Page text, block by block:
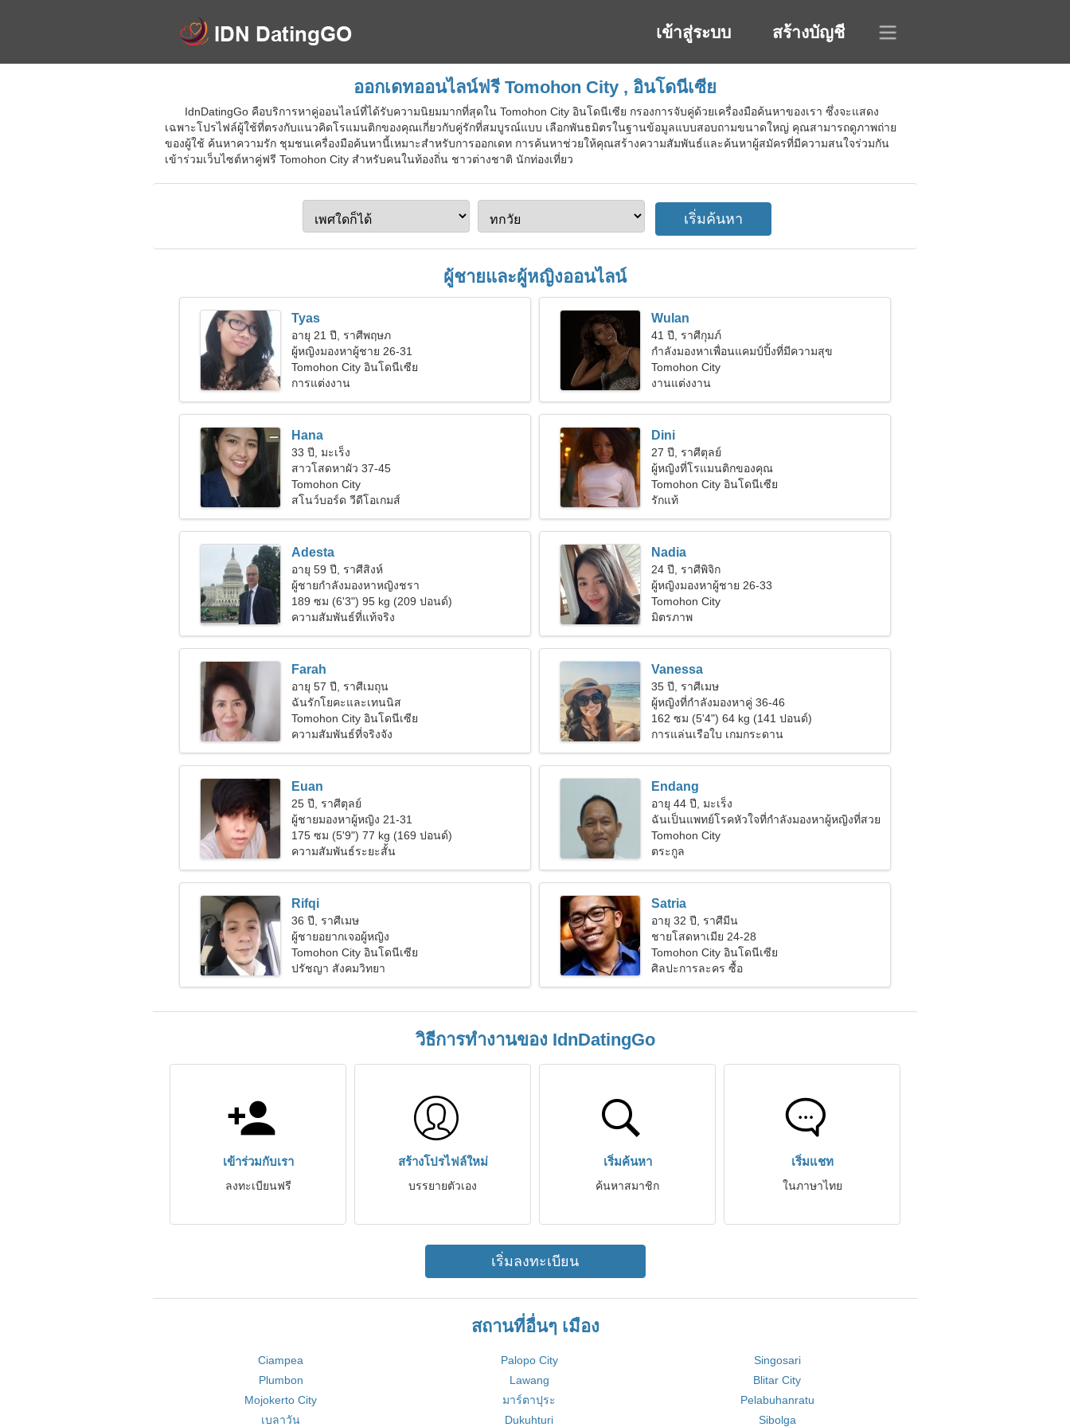
เข้าสู่ระบบ สร้างบัญชี
ออกเดทออนไลน์ฟรี Tomohon City , อินโดนีเซีย
IdnDatingGo คือบริการหาคู่ออนไลน์ที่ได้รับความนิยมมากที่สุดใน Tomohon City อินโดนีเซีย กรองการจับคู่ด้วยเครื่องมือค้นหาของเรา ซึ่งจะแสดง
เฉพาะโปรไฟล์ผู้ใช้ที่ตรงกับแนวคิดโรแมนติกของคุณเกี่ยวกับคู่รักที่สมบูรณ์แบบ เลือกพันธมิตรในฐานข้อมูลแบบสอบถามขนาดใหญ่ คุณสามารถดูภาพถ่าย
ของผู้ใช้ ค้นหาความรัก ชุมชนเครื่องมือค้นหานี้เหมาะสำหรับการออกเดท การค้นหาช่วยให้คุณสร้างความสัมพันธ์และค้นหาผู้สมัครที่มีความสนใจร่วมกัน
เข้าร่วมเว็บไซต์หาคู่ฟรี Tomohon City สำหรับคนในท้องถิ่น ชาวต่างชาติ นักท่องเที่ยว
ผู้ชายและผู้หญิงออนไลน์
Tyas
อายุ 21 ปี, ราศีพฤษภ
ผู้หญิงมองหาผู้ชาย 26-31
Tomohon City อินโดนีเซีย
การแต่งงาน
Wulan
41 ปี, ราศีกุมภ์
กำลังมองหาเพื่อนแคมป์ปิ้งที่มีความสุข
Tomohon City
งานแต่งงาน
Hana
33 ปี, มะเร็ง
สาวโสดหาผัว 37-45
Tomohon City
สโนว์บอร์ด วีดีโอเกมส์
Dini
27 ปี, ราศีตุลย์
ผู้หญิงที่โรแมนติกของคุณ
Tomohon City อินโดนีเซีย
รักแท้
Adesta
อายุ 59 ปี, ราศีสิงห์
ผู้ชายกำลังมองหาหญิงชรา
189 ซม (6'3") 95 kg (209 ปอนด์)
ความสัมพันธ์ที่แท้จริง
Nadia
24 ปี, ราศีพิจิก
ผู้หญิงมองหาผู้ชาย 26-33
Tomohon City
มิตรภาพ
Farah
อายุ 57 ปี, ราศีเมถุน
ฉันรักโยคะและเทนนิส
Tomohon City อินโดนีเซีย
ความสัมพันธ์ที่จริงจัง
Vanessa
35 ปี, ราศีเมษ
ผู้หญิงที่กำลังมองหาคู่ 36-46
162 ซม (5'4") 64 kg (141 ปอนด์)
การแล่นเรือใบ เกมกระดาน
Euan
25 ปี, ราศีตุลย์
ผู้ชายมองหาผู้หญิง 21-31
175 ซม (5'9") 77 kg (169 ปอนด์)
ความสัมพันธ์ระยะสั้น
Endang
อายุ 44 ปี, มะเร็ง
ฉันเป็นแพทย์โรคหัวใจที่กำลังมองหาผู้หญิงที่สวย
Tomohon City
ตระกูล
Rifqi
36 ปี, ราศีเมษ
ผู้ชายอยากเจอผู้หญิง
Tomohon City อินโดนีเซีย
ปรัชญา สังคมวิทยา
Satria
อายุ 32 ปี, ราศีมีน
ชายโสดหาเมีย 24-28
Tomohon City อินโดนีเซีย
ศิลปะการละคร ซื้อ
วิธีการทำงานของ IdnDatingGo
เข้าร่วมกับเรา
ลงทะเบียนฟรี
สร้างโปรไฟล์ใหม่
บรรยายตัวเอง
เริ่มค้นหา
ค้นหาสมาชิก
เริ่มแชท
ในภาษาไทย
เริ่มลงทะเบียน
สถานที่อื่นๆ เมือง
Ciampea Palopo City
Singosari
Plumbon
Lawang
Blitar City
Mojokerto City
มาร์ตาปุระ
Pelabuhanratu
เบลาวัน
Dukuhturi Sibolga